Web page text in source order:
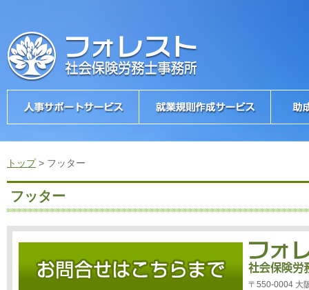
トップ> フッター
フッター
〒550-0004 大